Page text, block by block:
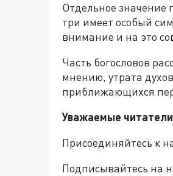
Отдельное значение
три имеет особый
внимание и на это
Часть богословов
мнению, утрата
приближающихся
Уважаемые
Присоединяйтесь к
Подписывайтесь на